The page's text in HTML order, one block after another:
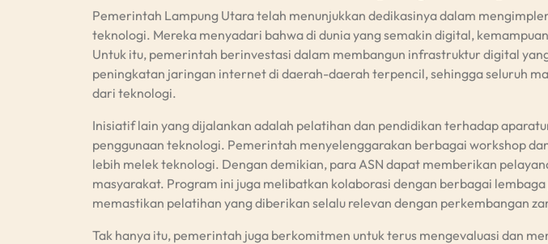
Pemerintah Lampung Utara telah menunjukkan dedikasinya dalam
teknologi. Mereka menyadari bahwa di dunia yang semakin digital,
Untuk itu, pemerintah berinvestasi dalam membangun infrastruktur digital
peningkatan jaringan internet di daerah-daerah terpencil, sehingga seluruh
dari teknologi.
Inisiatif lain yang dijalankan adalah pelatihan dan pendidikan terhadap
penggunaan teknologi. Pemerintah menyelenggarakan berbagai workshop
lebih melek teknologi. Dengan demikian, para ASN dapat memberikan
masyarakat. Program ini juga melibatkan kolaborasi dengan berbagai
memastikan pelatihan yang diberikan selalu relevan dengan perkembangan
Tak hanya itu, pemerintah juga berkomitmen untuk terus mengevaluasi dan